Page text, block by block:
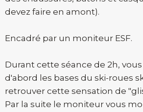
devez faire en amont).
Encadré par un moniteur ESF.
Durant cette séance de 2h,
d'abord les bases du ski-roues
retrouver cette sensation de
Par la suite le moniteur vous